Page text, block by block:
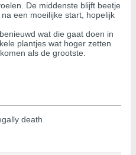
De middenste blijft beetje
een moeilijke start, hopelijk
wat die gaat doen in
plantjes wat hoger zetten
als de grootste.
death